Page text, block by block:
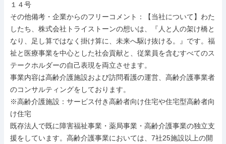
１４号
その他備考・企業からのフリーコメント：【当社について】わた
したち、株式会社トライストーンの想いは、『人と人の架け橋と
なり、足し算ではなく掛け算に、未来へ駆け抜ける。』です。福
祉と医療事業を中心とした社会貢献と、従業員を含むすべてのス
テークホルダーの自己表現を両立させます。
事業内容は高齢介護施設および訪問看護の運営、高齢介護事業者
のコンサルティングをしております。
※高齢介護施設：サービス付き高齢者向け住宅や住宅型高齢者向
け住宅
既存法人で既に障害福祉事業・薬局事業・高齢介護事業の独立支
援をしています。高齢介護事業においては、7社25施設以上の開